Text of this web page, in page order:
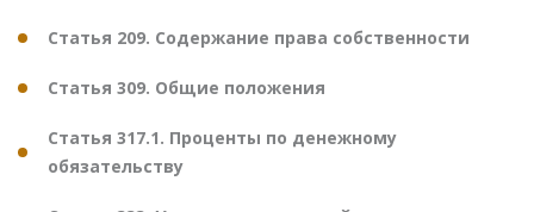
Статья 209. Содержание права собственности
Статья 309. Общие положения
Статья 317.1. Проценты по денежному
обязательству